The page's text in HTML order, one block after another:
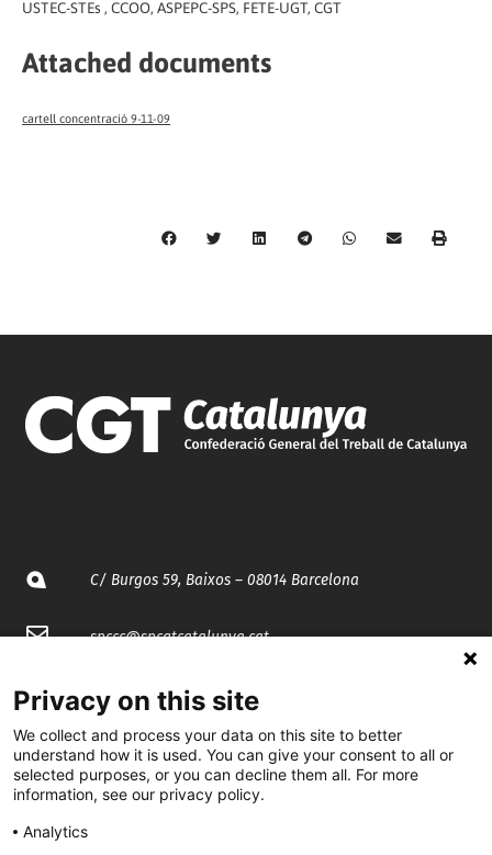
USTEC-STEs , CCOO, ASPEPC-SPS, FETE-UGT, CGT
Attached documents
cartell concentració 9-11-09
C/ Burgos 59, Baixos – 08014 Barcelona
spccc@spcgtcatalunya.cat
@CGTCatalunya
cgtcatalunya
CGTCatalunya
Privacy on this site
We collect and process your data on this site to better
understand how it is used. You can give your consent to all or
selected purposes, or you can decline them all. For more
information, see our privacy policy.
Analytics